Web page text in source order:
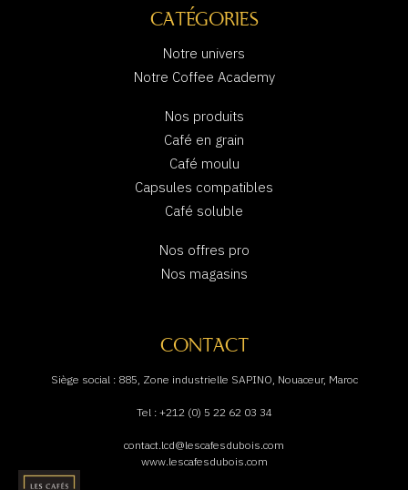
CATÉGORIES
Notre univers
Notre Coffee Academy
Nos produits
Café en grain
Café moulu
Capsules compatibles
Café soluble
Nos offres pro
Nos magasins
CONTACT
Siège social : 885, Zone industrielle SAPINO, Nouaceur, Maroc
Tel : +212 (0) 5 22 62 03 34
contact.lcd@lescafesdubois.com
www.lescafesdubois.com